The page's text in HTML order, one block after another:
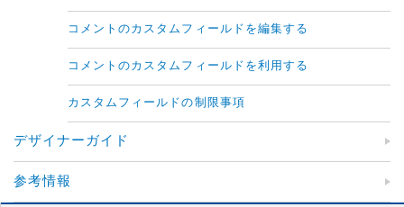
コメントのカスタムフィールドを編集する
コメントのカスタムフィールドを利用する
カスタムフィールドの制限事項
デザイナーガイド
参考情報